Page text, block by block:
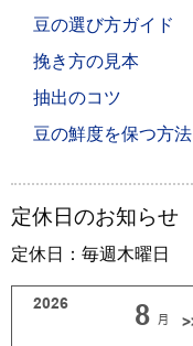
豆の選び方ガイド
挽き方の見本
抽出のコツ
豆の鮮度を保つ方法
定休日のお知らせ
定休日：毎週木曜日